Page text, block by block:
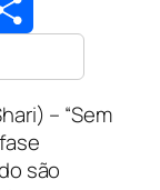
– “Sem
são